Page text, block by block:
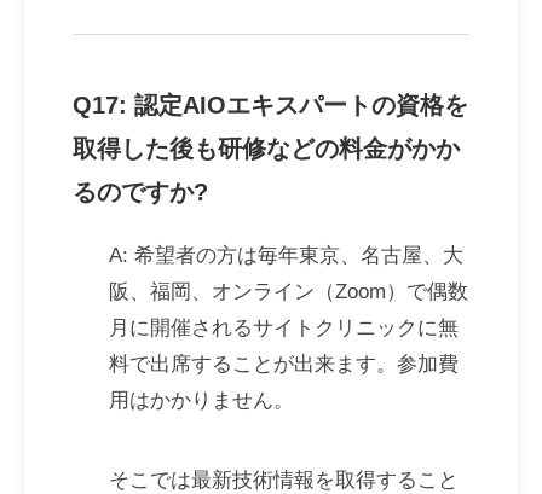
Q17: 認定AIOエキスパートの資格を
取得した後も研修などの料金がかか
るのですか?
A: 希望者の方は毎年東京、名古屋、大
阪、福岡、オンライン（Zoom）で偶数
月に開催されるサイトクリニックに無
料で出席することが出来ます。参加費
用はかかりません。
そこでは最新技術情報を取得すること